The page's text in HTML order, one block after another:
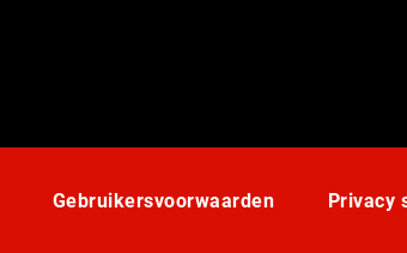
Gebruikersvoorwaarden Privacy